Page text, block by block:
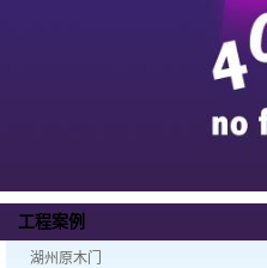
工程案例
湖州原木门